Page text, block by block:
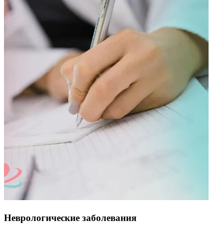
Неврологические заболевания